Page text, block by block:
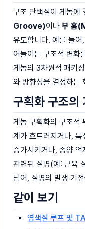
구조 단백질이 게놈에
Groove)이나 부 홈
유도합니다. 예를 들
어들이는 구조적 변화
게놈의 3차원적 패키
와 방향성을 결정하는
구획화 구조의
게놈 구획화의 구조적
계가 흐트러지거나,
증가시키거나, 종양
관련된 질병(예: 근육
넘어, 질병의 발생 기
같이 보기
염색질 루프 및